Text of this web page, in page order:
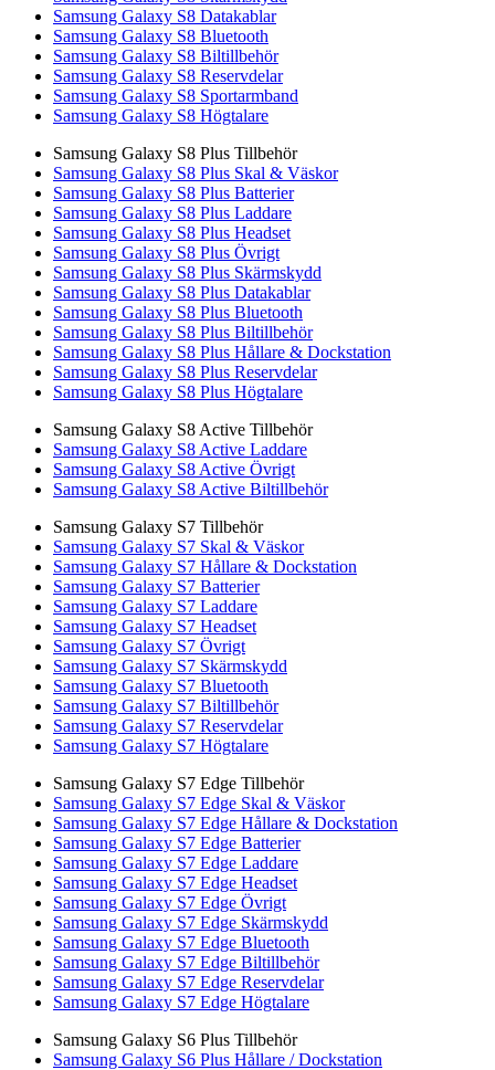
Samsung Galaxy S8 Datakablar
Samsung Galaxy S8 Bluetooth
Samsung Galaxy S8 Biltillbehör
Samsung Galaxy S8 Reservdelar
Samsung Galaxy S8 Sportarmband
Samsung Galaxy S8 Högtalare
Samsung Galaxy S8 Plus Tillbehör
Samsung Galaxy S8 Plus Skal & Väskor
Samsung Galaxy S8 Plus Batterier
Samsung Galaxy S8 Plus Laddare
Samsung Galaxy S8 Plus Headset
Samsung Galaxy S8 Plus Övrigt
Samsung Galaxy S8 Plus Skärmskydd
Samsung Galaxy S8 Plus Datakablar
Samsung Galaxy S8 Plus Bluetooth
Samsung Galaxy S8 Plus Biltillbehör
Samsung Galaxy S8 Plus Hållare & Dockstation
Samsung Galaxy S8 Plus Reservdelar
Samsung Galaxy S8 Plus Högtalare
Samsung Galaxy S8 Active Tillbehör
Samsung Galaxy S8 Active Laddare
Samsung Galaxy S8 Active Övrigt
Samsung Galaxy S8 Active Biltillbehör
Samsung Galaxy S7 Tillbehör
Samsung Galaxy S7 Skal & Väskor
Samsung Galaxy S7 Hållare & Dockstation
Samsung Galaxy S7 Batterier
Samsung Galaxy S7 Laddare
Samsung Galaxy S7 Headset
Samsung Galaxy S7 Övrigt
Samsung Galaxy S7 Skärmskydd
Samsung Galaxy S7 Bluetooth
Samsung Galaxy S7 Biltillbehör
Samsung Galaxy S7 Reservdelar
Samsung Galaxy S7 Högtalare
Samsung Galaxy S7 Edge Tillbehör
Samsung Galaxy S7 Edge Skal & Väskor
Samsung Galaxy S7 Edge Hållare & Dockstation
Samsung Galaxy S7 Edge Batterier
Samsung Galaxy S7 Edge Laddare
Samsung Galaxy S7 Edge Headset
Samsung Galaxy S7 Edge Övrigt
Samsung Galaxy S7 Edge Skärmskydd
Samsung Galaxy S7 Edge Bluetooth
Samsung Galaxy S7 Edge Biltillbehör
Samsung Galaxy S7 Edge Reservdelar
Samsung Galaxy S7 Edge Högtalare
Samsung Galaxy S6 Plus Tillbehör
Samsung Galaxy S6 Plus Hållare / Dockstation